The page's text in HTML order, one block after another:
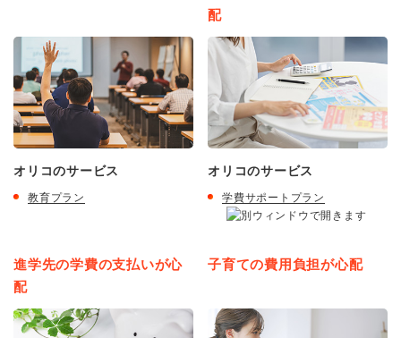
オリコのサービス
教育プラン
配
オリコのサービス
学費サポートプラン
進学先の学費の支払いが心
配
子育ての費用負担が心配